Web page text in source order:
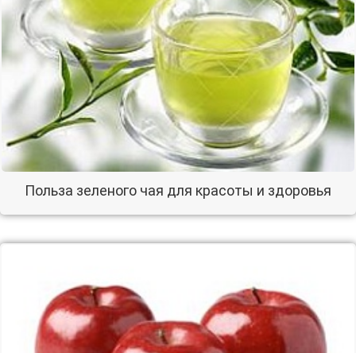
Польза зеленого чая для красоты и здоровья